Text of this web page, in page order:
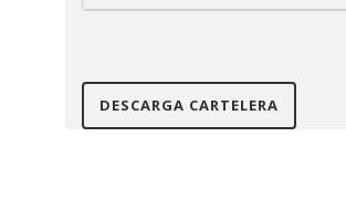
DESCARGA CARTELERA